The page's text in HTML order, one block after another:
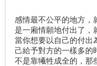
感情最不公平的地方，
是一廂情願地付出了，
當你想要以自己的付出
己給予對方的一樣多的
不是靠犧牲成全的，那